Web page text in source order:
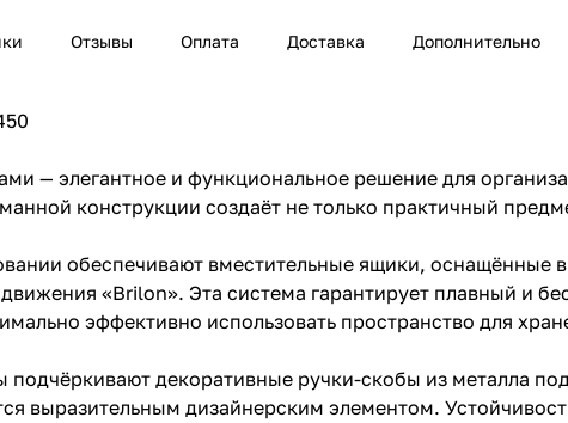
Отзывы Оплата Доставка Дополнительно
— элегантное и функциональное решение для
конструкции создаёт не только практичный
обеспечивают вместительные ящики,
«Brilon». Эта система гарантирует плавный и
эффективно использовать пространство для
декоративные ручки-скобы из металла
выразительным дизайнерским элементом.